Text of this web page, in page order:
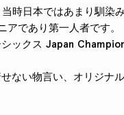
時日本ではあまり馴染
であり第一人者です。
ックス Japan
ない物言い、オリジナ